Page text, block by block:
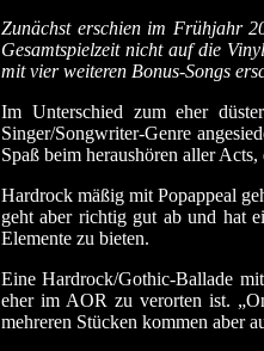
Zunächst erschien im Frühjahr
Gesamtspielzeit nicht auf die
mit vier weiteren Bonus-Songs
Im Unterschied zum eher
Singer/Songwriter-Genre
Spaß beim heraushören aller
Hardrock mäßig mit Popappeal
geht aber richtig gut ab und hat
Elemente zu bieten.
Eine Hardrock/Gothic-Ballade
eher im AOR zu verorten ist.
mehreren Stücken kommen aber